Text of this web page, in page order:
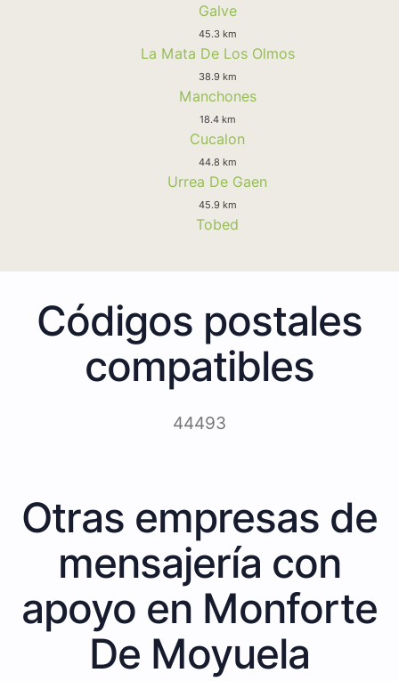
Galve
45.3 km
La Mata De Los Olmos
38.9 km
Manchones
18.4 km
Cucalon
44.8 km
Urrea De Gaen
45.9 km
Tobed
Códigos postales
compatibles
44493
Otras empresas de
mensajería con
apoyo en Monforte
De Moyuela